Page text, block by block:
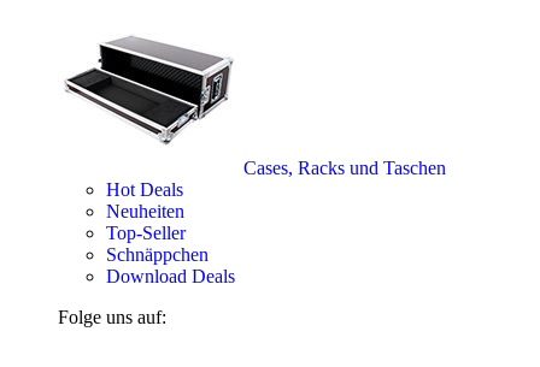
Cases, Racks und Taschen
Hot Deals
Neuheiten
Top-Seller
Schnäppchen
Download Deals
Folge uns auf: